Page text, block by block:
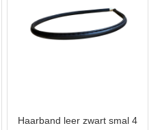
Haarband leer zwart smal 4